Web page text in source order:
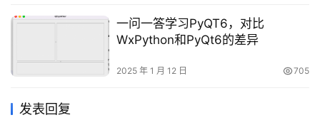
结，非常适合初学者和即将参加工作面试的求职者。当然，…
一问一答学习PyQT6，对比
WxPython和PyQt6的差异
2025 年 1 月 12 日 705
发表回复